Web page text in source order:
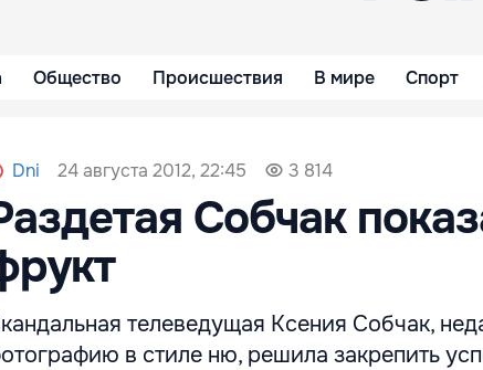
Общество Происшествия В мире Спорт
Dni 24 августа 2012, 22:45 3 814
Собчак
телеведущая Ксения Собчак,
в стиле ню, решила закрепить